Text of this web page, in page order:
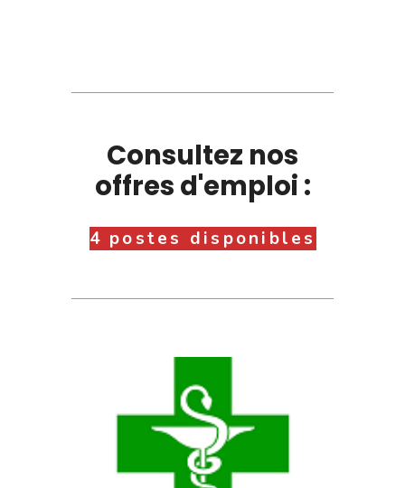
Consultez nos
offres d'emploi :
4 postes disponibles